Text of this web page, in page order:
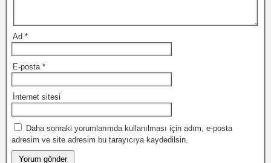
Ad *
E-posta *
İnternet sitesi
Daha sonraki yorumlarımda kullanılması için adım, e-posta
adresim ve site adresim bu tarayıcıya kaydedilsin.